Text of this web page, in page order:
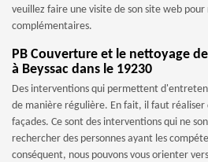
veuillez faire une visite de son site web
complémentaires.
PB Couverture et le nettoyage
à Beyssac dans le 19230
Des interventions qui permettent
de manière régulière. En fait, il faut réaliser
façades. Ce sont des interventions qui ne
rechercher des personnes ayant les
conséquent, nous pouvons vous orienter